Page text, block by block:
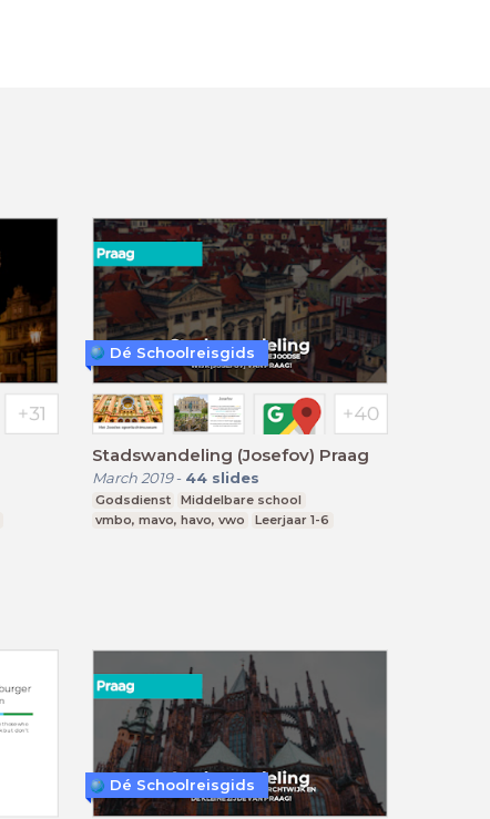
Stadswandeling (Josefov) Praag
March 2019- 44 slides
Godsdienst
Middelbare school
vmbo, mavo, havo, vwo
Leerjaar 1-6
Dé Schoolreisgids
Dé Schoolreisgids